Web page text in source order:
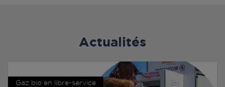
Actualités
Gaz bio en libre-service